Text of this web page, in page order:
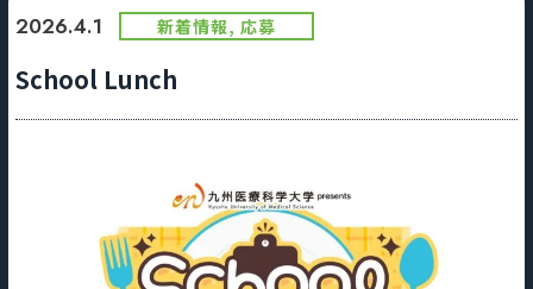
かごしまソロ活
It推しTV
2026.4.1 新着情報, 応募
School Lunch